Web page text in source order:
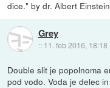
dice." by dr. Albert
Grey
:: 11. feb 2016, 18:18
Double slit je popolnoma
pod vodo. Voda je delec